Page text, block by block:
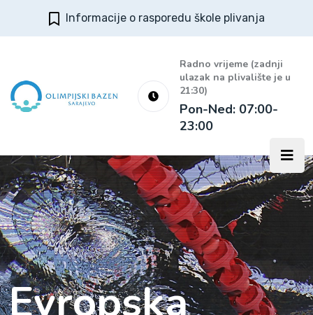
Informacije o rasporedu škole plivanja
Radno vrijeme (zadnji
ulazak na plivalište je u
21:30)
Pon-Ned: 07:00-
23:00
Evropska